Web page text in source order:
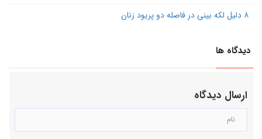
۸ دلیل لکه بینی در فاصله دو پریود زنان
دیدگاه ها
ارسال دیدگاه